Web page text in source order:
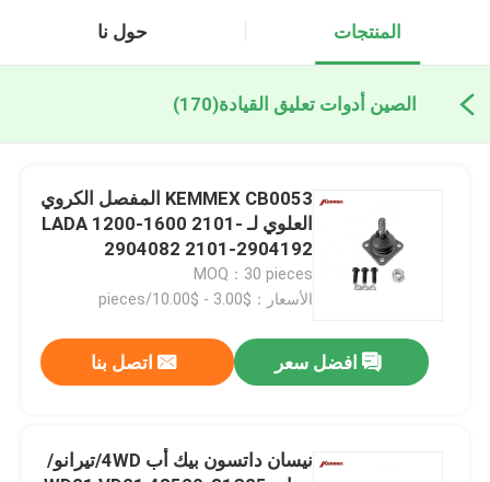
المنتجات حول نا
الصين أدوات تعليق القيادة(170)
KEMMEX CB0053 المفصل الكروي
العلوي لـ LADA 1200-1600 2101-
2904082 2101-2904192
4186630 2101-2904185
MOQ：30 pieces
الأسعار：$3.00 - $10.00/pieces
افضل سعر اتصل بنا
نيسان داتسون بيك أب 4WD/تيرانو/